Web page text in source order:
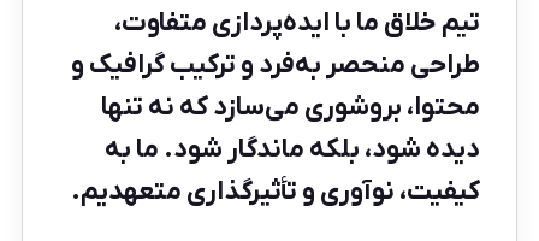
تیم خلاق ما با ایده‌پردازی متفاوت،
طراحی منحصر به‌فرد و ترکیب گرافیک و
محتوا، بروشوری می‌سازد که نه تنها
دیده شود، بلکه ماندگار شود. ما به
کیفیت، نوآوری و تأثیرگذاری متعهدیم.